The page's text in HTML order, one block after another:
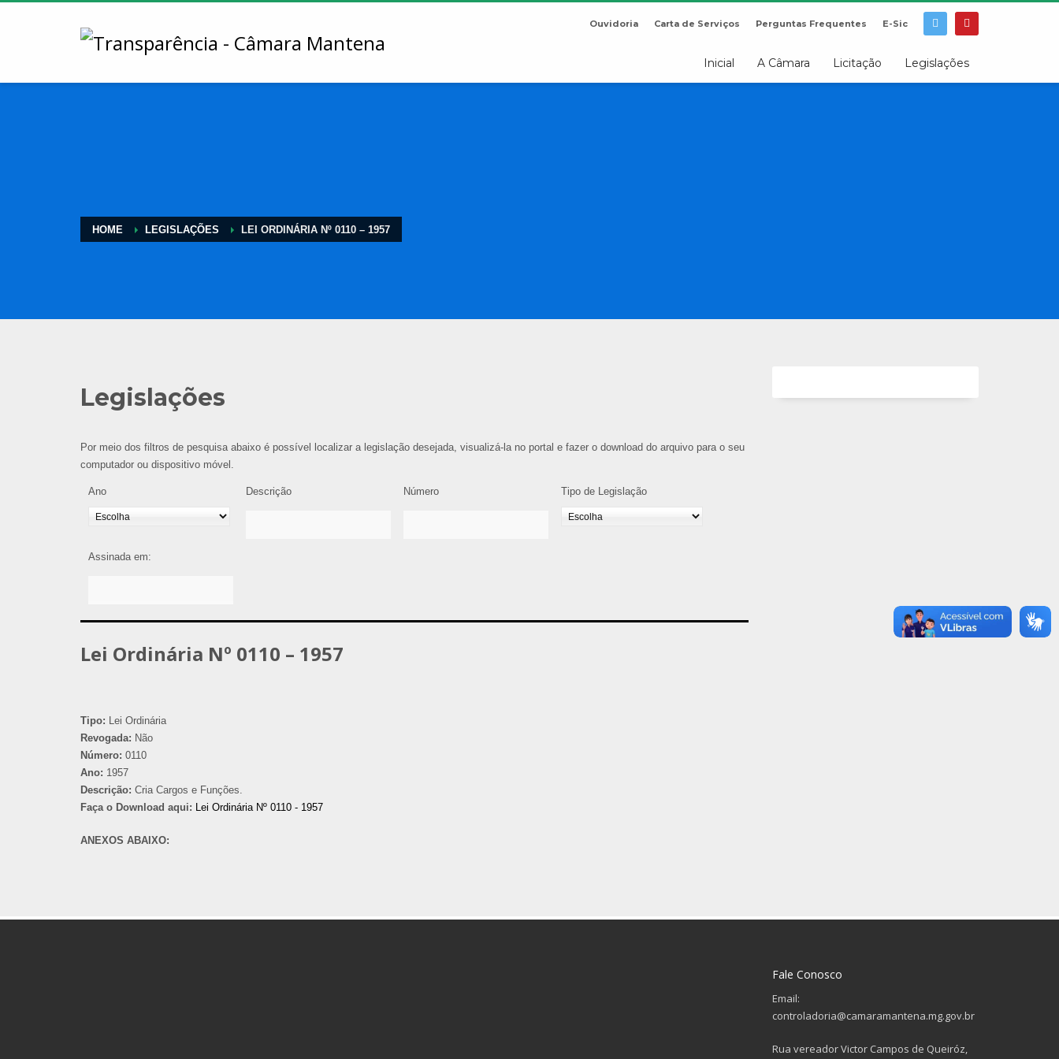
Ouvidoria Carta de Serviços Perguntas Frequentes E-Sic
Inicial A Câmara Licitação Legislações
HOME LEGISLAÇÕES LEI ORDINÁRIA Nº 0110 – 1957
Legislações
Por meio dos filtros de pesquisa abaixo é possível localizar a legislação desejada, visualizá-la no portal e fazer o download do arquivo para o seu
computador ou dispositivo móvel.
Ano Descrição Número Tipo de Legislação
Assinada em:
Lei Ordinária Nº 0110 – 1957
Tipo: Lei Ordinária
Revogada: Não
Número: 0110
Ano: 1957
Descrição: Cria Cargos e Funções.
Faça o Download aqui: Lei Ordinária Nº 0110 - 1957
ANEXOS ABAIXO:
Fale Conosco
Email:
controladoria@camaramantena.mg.gov.br
Rua vereador Victor Campos de Queiróz,